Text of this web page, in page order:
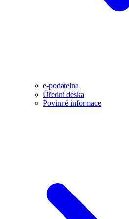
e-podatelna
Úřední deska
Povinné informace